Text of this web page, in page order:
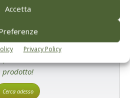
Accetta
Privacy Policy
e Prodotti
prodotto!
Cerca adesso